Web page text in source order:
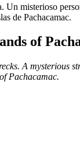
Un misterioso
de Pachacamac.
of
A mysterious
Pachacamac.